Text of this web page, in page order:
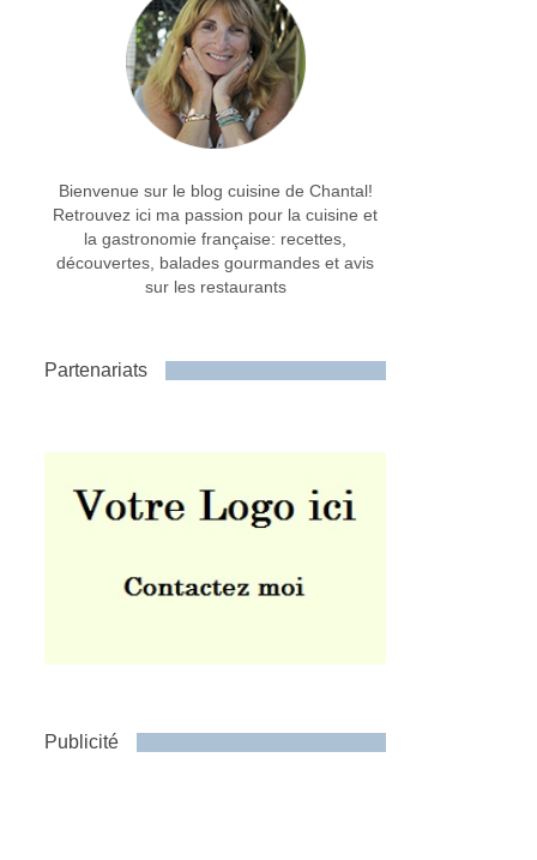
Bienvenue sur le blog cuisine de Chantal!
Retrouvez ici ma passion pour la cuisine et
la gastronomie française: recettes,
découvertes, balades gourmandes et avis
sur les restaurants
Partenariats
Publicité